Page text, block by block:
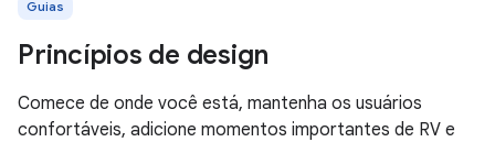
Guias
Princípios de design
Comece de onde você está, mantenha os usuários
confortáveis, adicione momentos importantes de RV e